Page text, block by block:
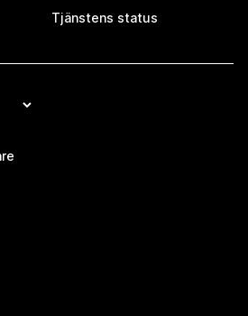
Tjänstens status